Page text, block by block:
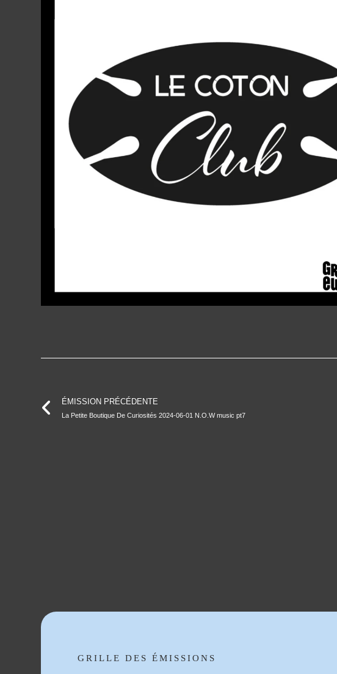
ÉMISSION PRÉCÉDENTE
La Petite Boutique De Curiosités 2024-06-01 N.O.W music pt7
GRILLE DES ÉMISSIONS